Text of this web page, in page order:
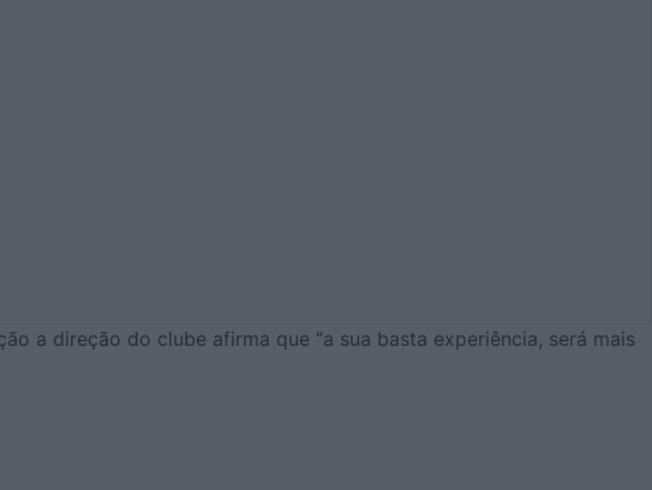
a direção do clube afirma que “a sua basta experiência, será mais